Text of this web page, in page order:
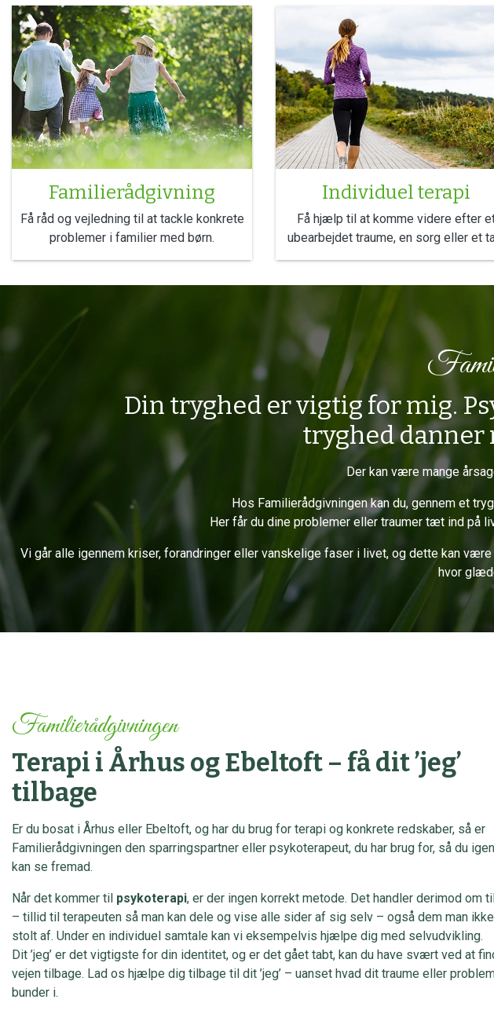
Familierådgivning
Få råd og vejledning til at tackle konkrete
problemer i familier med børn.
Individuel terapi
Få hjælp til at komme videre efter
ubearbejdet traume, en sorg eller et
Din tryghed er vigtig for mig.
tryghed
Der kan være mange
Hos Familierådgivningen kan du, gennem et
Her får du dine problemer eller traumer tæt ind på
Vi går alle igennem kriser, forandringer eller vanskelige faser i livet, og dette kan
hvor
Familierådgivningen
Terapi i Århus og Ebeltoft – få dit ’jeg’
tilbage
Er du bosat i Århus eller Ebeltoft, og har du brug for terapi og konkrete redskaber, så er
Familierådgivningen den sparringspartner eller psykoterapeut, du har brug for, så du igen
kan se fremad.
Når det kommer til psykoterapi, er der ingen korrekt metode. Det handler derimod om
– tillid til terapeuten så man kan dele og vise alle sider af sig selv – også dem man
stolt af. Under en individuel samtale kan vi eksempelvis hjælpe dig med selvudvikling.
Dit ’jeg’ er det vigtigste for din identitet, og er det gået tabt, kan du have svært ved at
vejen tilbage. Lad os hjælpe dig tilbage til dit ’jeg’ – uanset hvad dit traume eller
bunder i.